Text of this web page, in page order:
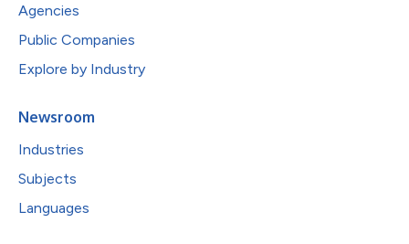
Agencies
Public Companies
Explore by Industry
Newsroom
Industries
Subjects
Languages